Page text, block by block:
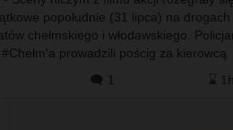
mniejszych miast, a #BiałaPodlaska
wypadła w grupie większych ośrodków.
dobrze radzi sobie z upałami,